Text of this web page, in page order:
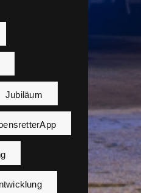
Jubiläum